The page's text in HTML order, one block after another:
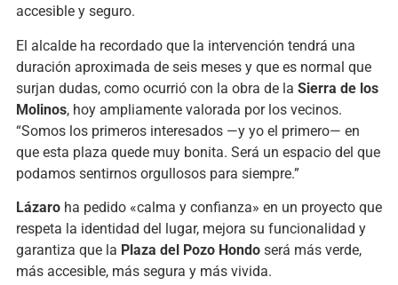
accesible y seguro.
El alcalde ha recordado que la intervención tendrá una
duración aproximada de seis meses y que es normal que
surjan dudas, como ocurrió con la obra de la Sierra de los
Molinos, hoy ampliamente valorada por los vecinos.
“Somos los primeros interesados —y yo el primero— en
que esta plaza quede muy bonita. Será un espacio del que
podamos sentirnos orgullosos para siempre.”
Lázaroha pedido «calma y confianza» en un proyecto que
respeta la identidad del lugar, mejora su funcionalidad y
garantiza que la Plaza del Pozo Hondoserá más verde,
más accesible, más segura y más vivida.